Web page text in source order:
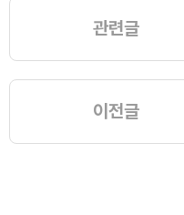
관련글
이전글